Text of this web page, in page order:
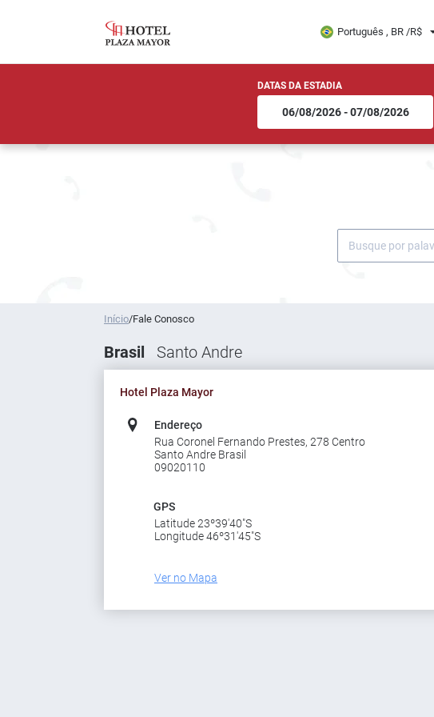
Português , BR /R$
DATAS DA ESTADIA
Início/Fale Conosco
Brasil Santo Andre
Hotel Plaza Mayor
Endereço
Rua Coronel Fernando Prestes, 278 Centro
Santo Andre Brasil
09020110
GPS
Latitude 23º39'40"S
Longitude 46º31'45"S
Ver no Mapa